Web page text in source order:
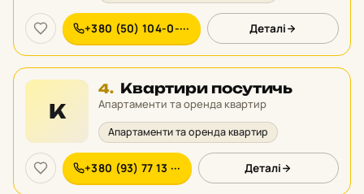
+380 (50) 104-0-··· Деталі
К
4. Місце
4
у
рейтингу:
Квартири посутичь
Апартаменти та оренда квартир
Апартаменти та оренда квартир
+380 (93) 77 13 ··· Деталі